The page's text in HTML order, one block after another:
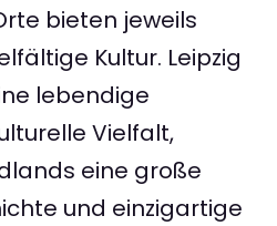
bieten jeweils
Kultur. Leipzig
lebendige
Vielfalt,
eine große
und einzigartige